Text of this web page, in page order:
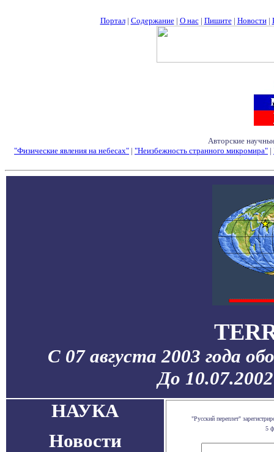
Портал| Содержание| О нас| Пишите| Новости|
Авторские
"Физические явления на небесах" | "Неизбежность странного микромира" |
С 07 августа 2003 года
До
НАУКА
Новости
"Русский переплет"
5